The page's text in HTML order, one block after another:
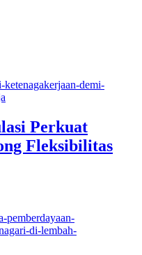
Perkuat
Fleksibilitas